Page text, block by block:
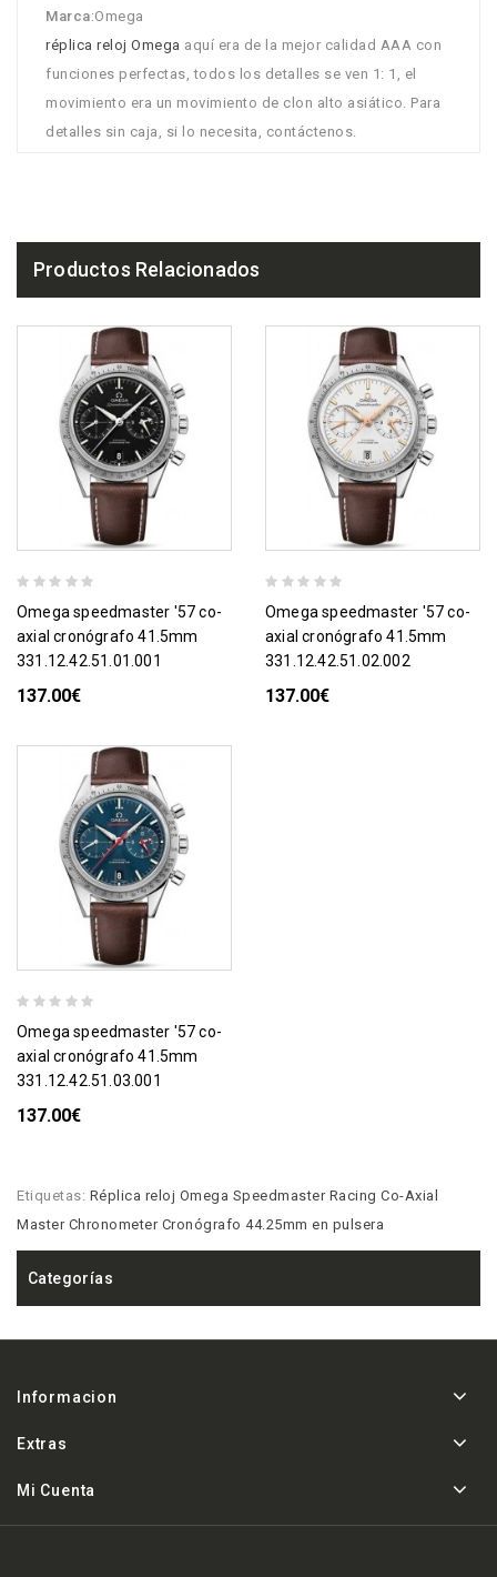
Marca:Omega
réplica reloj Omega aquí era de la mejor calidad AAA con
funciones perfectas, todos los detalles se ven 1: 1, el
movimiento era un movimiento de clon alto asiático. Para
detalles sin caja, si lo necesita, contáctenos.
Productos Relacionados
omega speedmaster '57 co-
axial cronógrafo 41.5mm
331.12.42.51.01.001
137.00€
omega speedmaster '57 co-
axial cronógrafo 41.5mm
331.12.42.51.02.002
137.00€
omega speedmaster '57 co-
axial cronógrafo 41.5mm
331.12.42.51.03.001
137.00€
Etiquetas: Réplica reloj Omega Speedmaster Racing Co-Axial
Master Chronometer Cronógrafo 44.25mm en pulsera
Categorías
Informacion
Extras
Mi Cuenta